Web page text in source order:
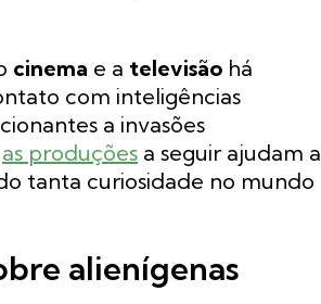
cinema e a televisão há
com inteligências
a invasões
as produções a seguir ajudam a
tanta curiosidade no mundo
alienígenas